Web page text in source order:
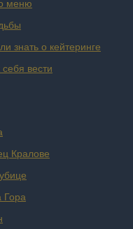
меню
знать о кейтеринге
вести
Кралове
Гора